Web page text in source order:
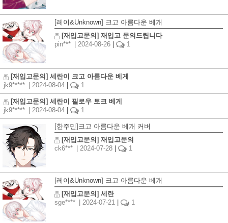
[레이&Unknown] 크고 아름다운 베개
[재입고문의] 재입고 문의드립니다
pin***
| 2024-08-26 1
[재입고문의] 세란이 크고 아름다운 베게
jk9*****
| 2024-08-04 1
[재입고문의] 세란이 필로우 토크 베게
jk9*****
| 2024-08-04 1
[한주민]크고 아름다운 베개 커버
[재입고문의] 재입고문의
ck6***
| 2024-07-28 1
[레이&Unknown] 크고 아름다운 베개
[재입고문의] 세란
sge****
| 2024-07-21 1